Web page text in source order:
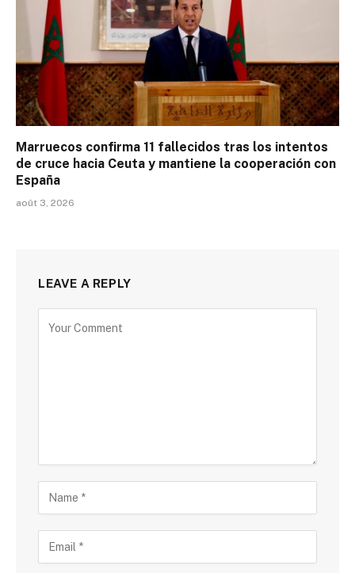
Marruecos confirma 11 fallecidos tras los intentos
de cruce hacia Ceuta y mantiene la cooperación con
España
août 3, 2026
LEAVE A REPLY